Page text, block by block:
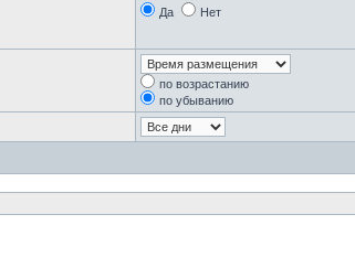
Да Нет
по возрастанию
по убыванию